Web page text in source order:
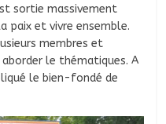
sortie massivement
paix et vivre ensemble.
membres et
le thématiques. A
le bien-fondé de